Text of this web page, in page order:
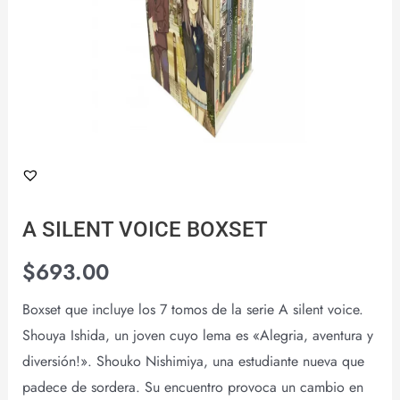
A SILENT VOICE BOXSET
$693.00
Boxset que incluye los 7 tomos de la serie A silent voice.
Shouya Ishida, un joven cuyo lema es «Alegria, aventura y
diversión!». Shouko Nishimiya, una estudiante nueva que
padece de sordera. Su encuentro provoca un cambio en